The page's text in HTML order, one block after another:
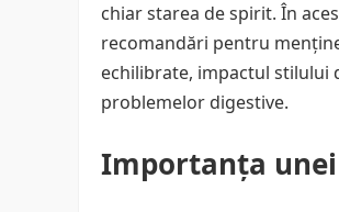
chiar starea de spirit. În
recomandări pentru
echilibrate, impactul stilului
problemelor digestive.
Importanța